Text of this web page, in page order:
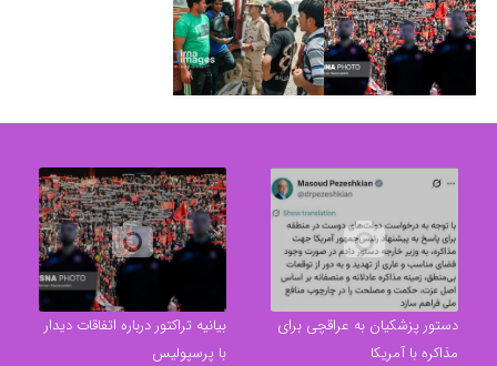
بیانیه تراکتور درباره
اتفاقات دیدار با
خروج اتباع افغانستانی
غیرمجاز از مرز دوغارون
دستور پزشکیان به عراقچی برای
مذاکره با آمریکا
بیانیه تراکتور درباره اتفاقات دیدار
با پرسپولیس